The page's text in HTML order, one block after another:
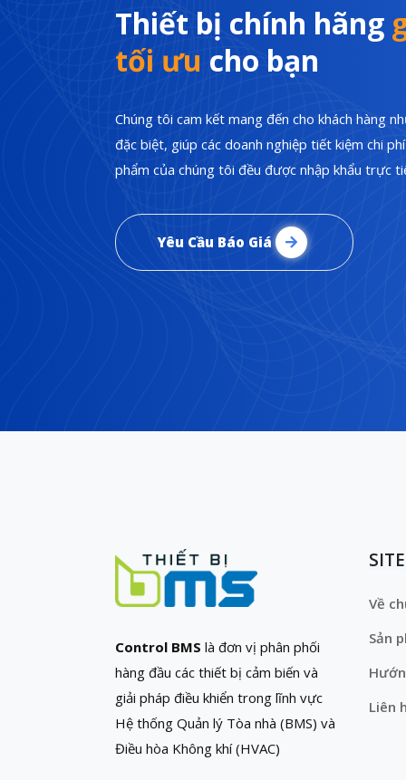
Thiết bị chính hãng
tối ưu cho bạn
Chúng tôi cam kết mang đến cho khách hàng
đặc biệt, giúp các doanh nghiệp tiết kiệm chi
phẩm của chúng tôi đều được nhập khẩu trực
Yêu Cầu Báo Giá
Control BMS là đơn vị phân phối
hàng đầu các thiết bị cảm biến và
giải pháp điều khiển trong lĩnh vực
Hệ thống Quản lý Tòa nhà (BMS) và
Điều hòa Không khí (HVAC)
Về
Sản
Liên